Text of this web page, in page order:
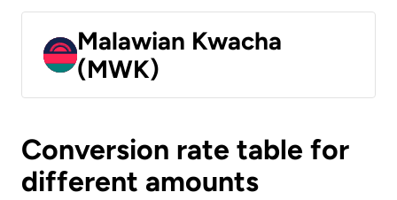
Malawian Kwacha
(MWK)
Conversion rate table for
different amounts